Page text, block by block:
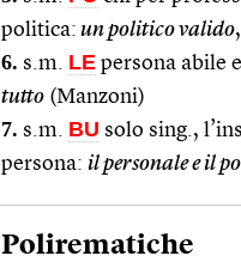
politica: un politico valido,
6. s.m. LE persona abile
tutto (Manzoni)
7. s.m. BU solo sing.,
persona: il personale e il
Polirematiche